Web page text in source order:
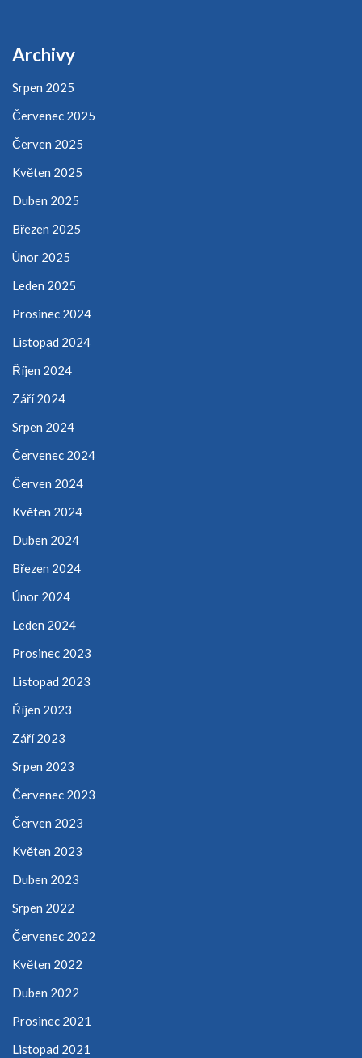
Archivy
Srpen 2025
Červenec 2025
Červen 2025
Květen 2025
Duben 2025
Březen 2025
Únor 2025
Leden 2025
Prosinec 2024
Listopad 2024
Říjen 2024
Září 2024
Srpen 2024
Červenec 2024
Červen 2024
Květen 2024
Duben 2024
Březen 2024
Únor 2024
Leden 2024
Prosinec 2023
Listopad 2023
Říjen 2023
Září 2023
Srpen 2023
Červenec 2023
Červen 2023
Květen 2023
Duben 2023
Srpen 2022
Červenec 2022
Květen 2022
Duben 2022
Prosinec 2021
Listopad 2021